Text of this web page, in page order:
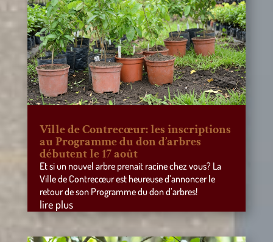
Ville de Contrecœur: les inscriptions
au Programme du don d’arbres
débutent le 17 août
Et si un nouvel arbre prenait racine chez vous? La
Ville de Contrecœur est heureuse d’annoncer le
retour de son Programme du don d’arbres!
lire plus